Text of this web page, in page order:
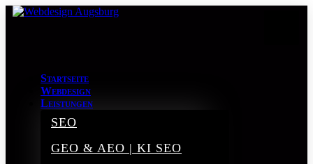
Startseite
Webdesign
Leistungen
SEO
GEO & AEO | KI SEO